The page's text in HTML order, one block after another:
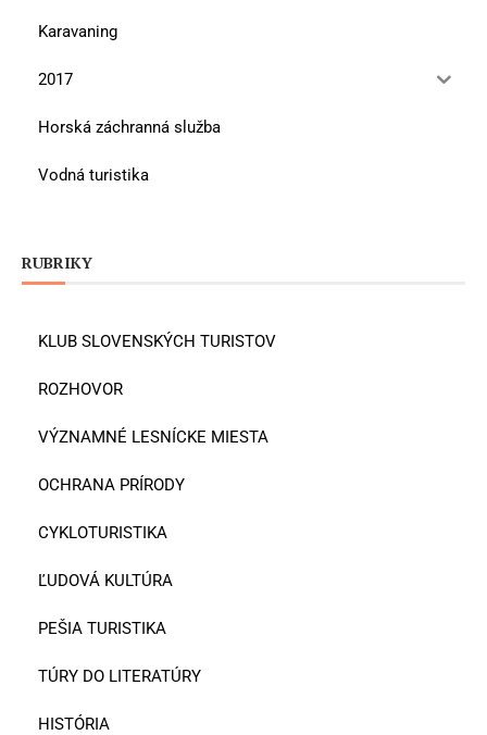
Karavaning
2017
Horská záchranná služba
Vodná turistika
RUBRIKY
KLUB SLOVENSKÝCH TURISTOV
ROZHOVOR
VÝZNAMNÉ LESNÍCKE MIESTA
OCHRANA PRÍRODY
CYKLOTURISTIKA
ĽUDOVÁ KULTÚRA
PEŠIA TURISTIKA
TÚRY DO LITERATÚRY
HISTÓRIA